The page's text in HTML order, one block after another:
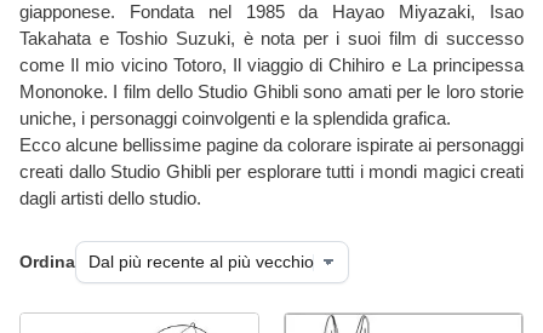
giapponese. Fondata nel 1985 da Hayao Miyazaki, Isao
Takahata e Toshio Suzuki, è nota per i suoi film di successo
come Il mio vicino Totoro, Il viaggio di Chihiro e La principessa
Mononoke. I film dello Studio Ghibli sono amati per le loro storie
uniche, i personaggi coinvolgenti e la splendida grafica.
Ecco alcune bellissime pagine da colorare ispirate ai personaggi
creati dallo Studio Ghibli per esplorare tutti i mondi magici creati
dagli artisti dello studio.
Ordina